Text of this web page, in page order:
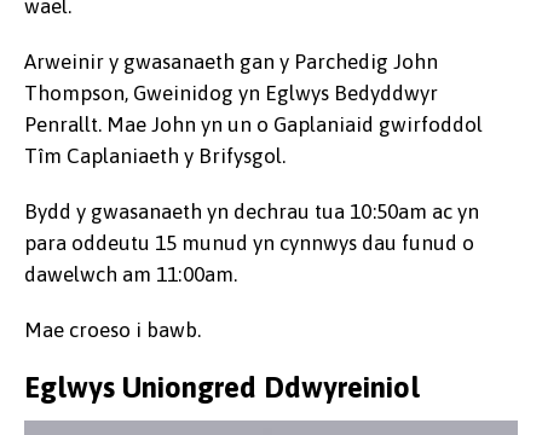
wael.
Arweinir y gwasanaeth gan y Parchedig John
Thompson, Gweinidog yn Eglwys Bedyddwyr
Penrallt. Mae John yn un o Gaplaniaid gwirfoddol
Tîm Caplaniaeth y Brifysgol.
Bydd y gwasanaeth yn dechrau tua 10:50am ac yn
para oddeutu 15 munud yn cynnwys dau funud o
dawelwch am 11:00am.
Mae croeso i bawb.
Eglwys Uniongred Ddwyreiniol